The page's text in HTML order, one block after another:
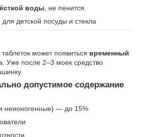
воды, не пенится
детской посуды и стекла
может появиться временный
Уже после 2–3 моек средство
допустимое содержание
неионогенные) — до 15%